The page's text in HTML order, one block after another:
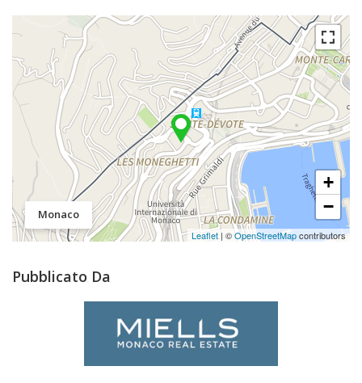
Monaco
+
−
Leaflet | ©OpenStreetMapcontributors
Pubblicato Da